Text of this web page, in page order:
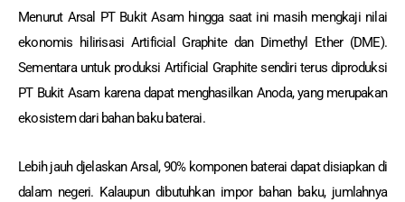
Menurut Arsal PT Bukit Asam hingga saat ini masih mengkaji nilai
ekonomis hilirisasi Artificial Graphite dan Dimethyl Ether (DME).
Sementara untuk produksi Artificial Graphite sendiri terus diproduksi
PT Bukit Asam karena dapat menghasilkan Anoda, yang merupakan
ekosistem dari bahan baku baterai.
Lebih jauh djelaskan Arsal, 90% komponen baterai dapat disiapkan di
dalam negeri. Kalaupun dibutuhkan impor bahan baku, jumlahnya